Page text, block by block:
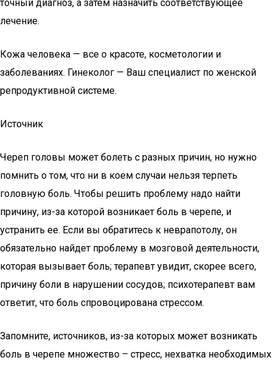
точный диагноз, а затем назначить соответствующее
лечение.
Кожа человека — все о красоте, косметологии и
заболеваниях. Гинеколог — Ваш специалист по женской
репродуктивной системе.
Источник
Череп головы может болеть с разных причин, но нужно
помнить о том, что ни в коем случаи нельзя терпеть
головную боль. Чтобы решить проблему надо найти
причину, из-за которой возникает боль в черепе, и
устранить ее. Если вы обратитесь к неврапотолу, он
обязательно найдет проблему в мозговой деятельности,
которая вызывает боль; терапевт увидит, скорее всего,
причину боли в нарушении сосудов; психотерапевт вам
ответит, что боль спровоцирована стрессом.
Запомните, источников, из-за которых может возникать
боль в черепе множество – стресс, нехватка необходимых